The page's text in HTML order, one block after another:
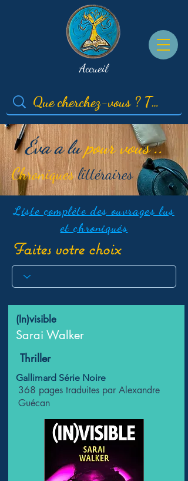
Accueil
Éva a lupour vous ..
Chroniqueslittéraires
Liste complète des ouvrages lus
et chroniqués
Faites votre choix
(In)visible
Sarai Walker
Thriller
Gallimard Série Noire
368 pages traduites par Alexandre
Guécan